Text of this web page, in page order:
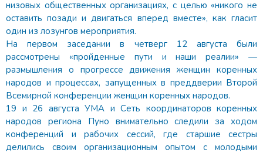
низовых общественных организациях, с целью «никого не
оставить позади и двигаться вперед вместе», как гласит
один из лозунгов мероприятия.
На первом заседании в четверг 12 августа были
рассмотрены «пройденные пути и наши реалии» —
размышления о прогрессе движения женщин коренных
народов и процессах, запущенных в преддверии Второй
Всемирной конференции женщин коренных народов.
19 и 26 августа УМА и Сеть координаторов коренных
народов региона Пуно внимательно следили за ходом
конференций и рабочих сессий, где старшие сестры
делились своим организационным опытом с молодыми